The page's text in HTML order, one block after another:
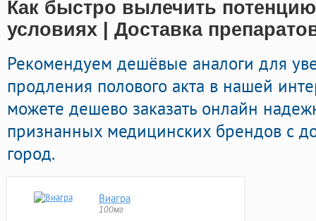
Как быстро вылечить
условиях | Доставка
Рекомендуем дешёвые аналоги для
продления полового акта в нашей
можете дешево заказать онлайн
признанных медицинских брендов с
город.
Виагра
100мг